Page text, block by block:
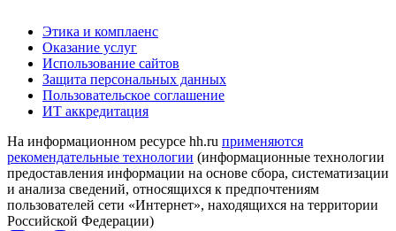
Этика и комплаенс
Оказание услуг
Использование сайтов
Защита персональных данных
Пользовательское соглашение
ИТ аккредитация
На информационном ресурсе hh.ru применяются
рекомендательные технологии (информационные технологии
предоставления информации на основе сбора, систематизации
и анализа сведений, относящихся к предпочтениям
пользователей сети «Интернет», находящихся на территории
Российской Федерации)